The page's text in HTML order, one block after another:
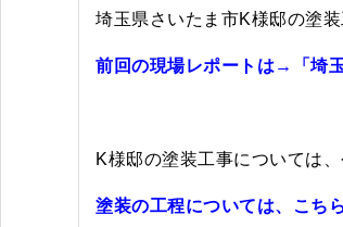
埼玉県さいたま市K様邸の塗
前回の現場レポートは→ 「埼
K様邸の塗装工事については
塗装の工程については、こち